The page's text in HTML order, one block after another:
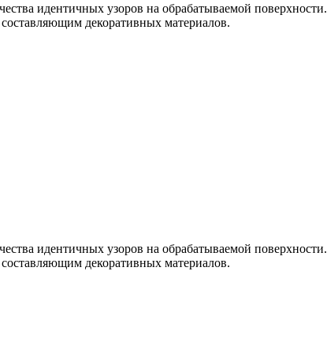
идентичных узоров на обрабатываемой поверхности.
декоративных материалов.
идентичных узоров на обрабатываемой поверхности.
декоративных материалов.